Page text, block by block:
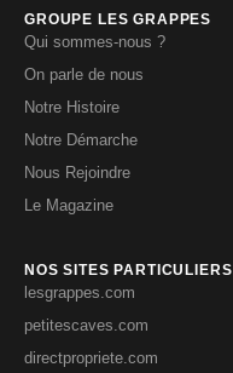
GROUPE LES GRAPPES
Qui sommes-nous ?
On parle de nous
Notre Histoire
Notre Démarche
Nous Rejoindre
Le Magazine
NOS SITES PARTICULIERS
lesgrappes.com
petitescaves.com
directpropriete.com